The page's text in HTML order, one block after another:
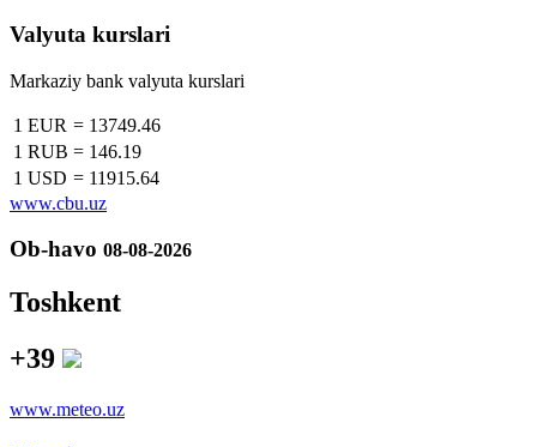
Valyuta kurslari
Markaziy bank valyuta kurslari
1 EUR = 13749.46
1 RUB = 146.19
1 USD = 11915.64
www.cbu.uz
Ob-havo 08-08-2026
Toshkent
+39
www.meteo.uz